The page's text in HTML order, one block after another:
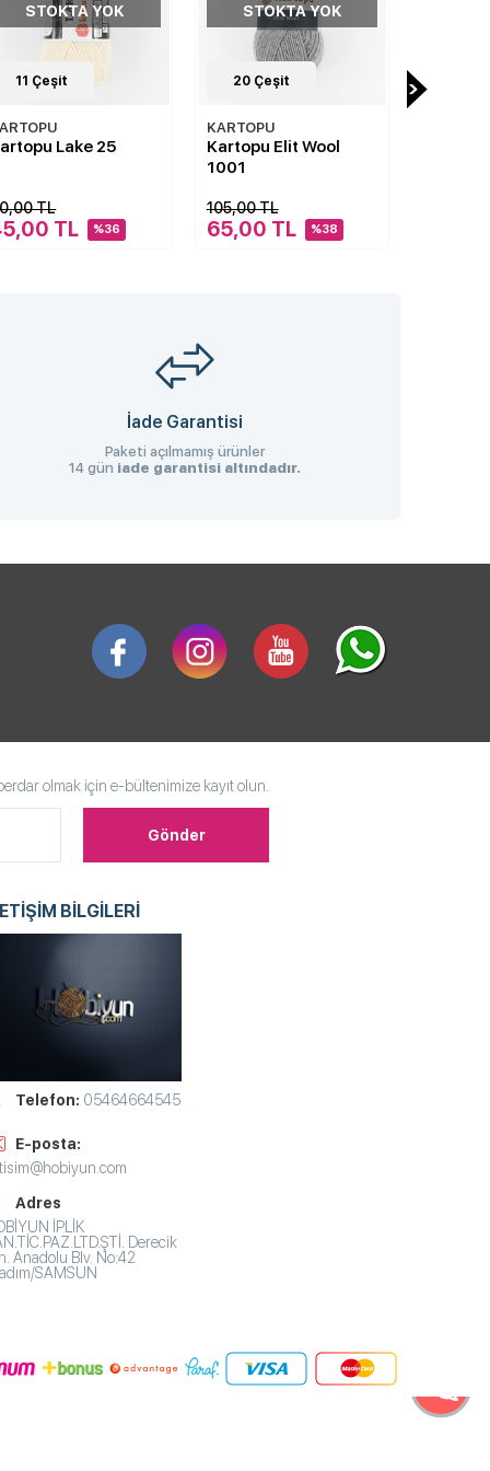
20Çeşit
STOKTA YOK
Elit Wool
TL
TL %38
11Çeşit
STOKTA YOK
KARTOPU
Kartopu No:1 507
50,00 TL
37,40 TL %25
İade Garantisi
Paketi açılmamış ürünler
14 gün iade garantisi altındadır.
olmak için e-bültenimize kayıt olun.
BİLGİLERİ
Telefon: 05464664545
E-posta:
Adres
İPLİK
Derecik
Anadolu Blv. No:42
SAMSUN